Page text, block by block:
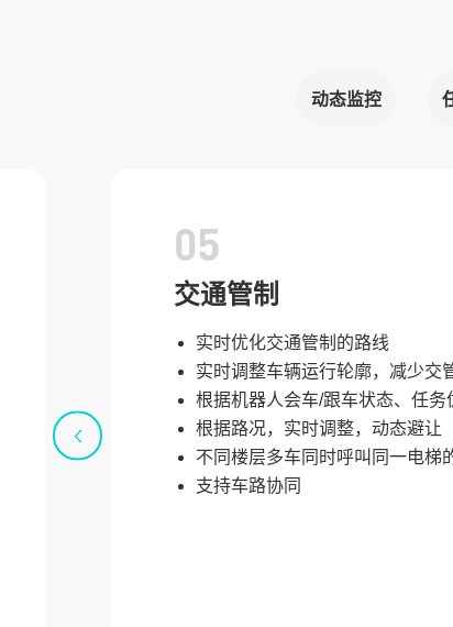
动态监控
05
交通管制
实时优化交通管制的路线
实时调整车辆运行轮廓，减少交
根据机器人会车/跟车状态、任
根据路况，实时调整，动态避让
不同楼层多车同时呼叫同一电梯
支持车路协同